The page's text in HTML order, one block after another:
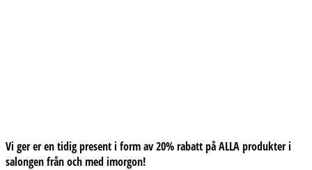
Vi ger er en tidig present i form av 20% rabatt på ALLA produkter i
salongen från och med imorgon!